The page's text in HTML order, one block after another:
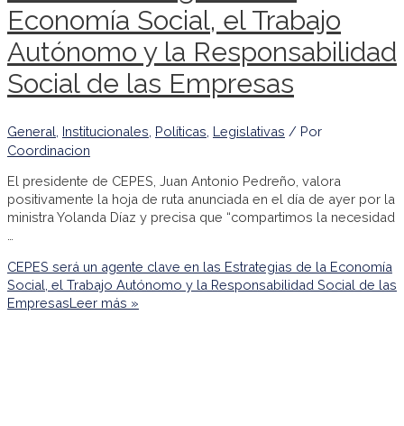
Economía Social, el Trabajo
Autónomo y la Responsabilidad
Social de las Empresas
General Institucionales Políticas Legislativas / Por
Coordinacion
El presidente de CEPES, Juan Antonio Pedreño, valora
positivamente la hoja de ruta anunciada en el día de ayer por la
ministra Yolanda Díaz y precisa que “compartimos la necesidad
CEPES será un agente clave en las Estrategias de la Economía
Social, el Trabajo Autónomo y la Responsabilidad Social de las
EmpresasLeer más »